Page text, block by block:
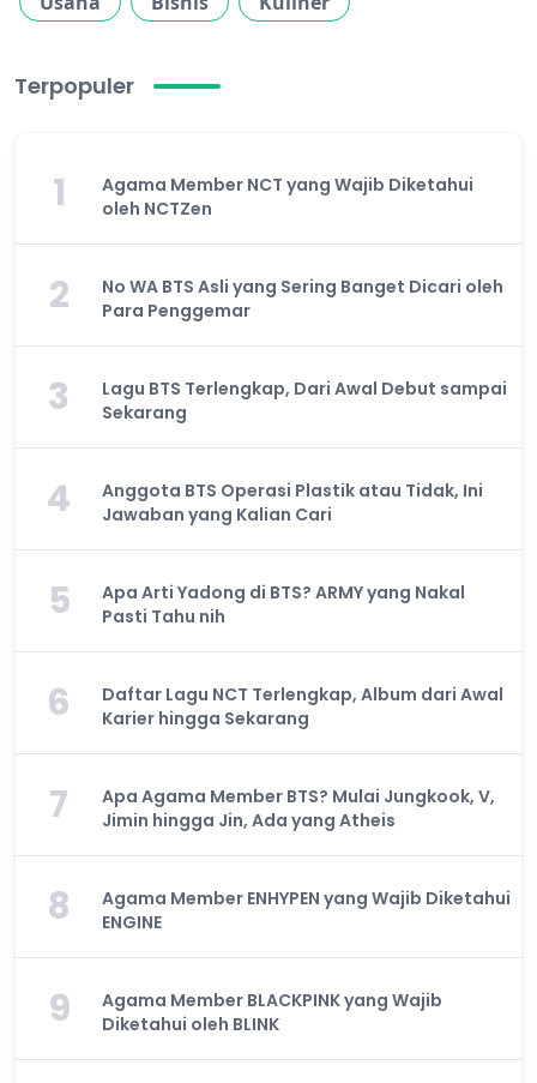
Terpopuler
1
Agama Member NCT yang Wajib Diketahui
oleh NCTZen
2
No WA BTS Asli yang Sering Banget Dicari oleh
Para Penggemar
3
Lagu BTS Terlengkap, Dari Awal Debut sampai
Sekarang
4
Anggota BTS Operasi Plastik atau Tidak, Ini
Jawaban yang Kalian Cari
5
Apa Arti Yadong di BTS? ARMY yang Nakal
Pasti Tahu nih
6
Daftar Lagu NCT Terlengkap, Album dari Awal
Karier hingga Sekarang
7
Apa Agama Member BTS? Mulai Jungkook, V,
Jimin hingga Jin, Ada yang Atheis
8
Agama Member ENHYPEN yang Wajib Diketahui
ENGINE
9
Agama Member BLACKPINK yang Wajib
Diketahui oleh BLINK